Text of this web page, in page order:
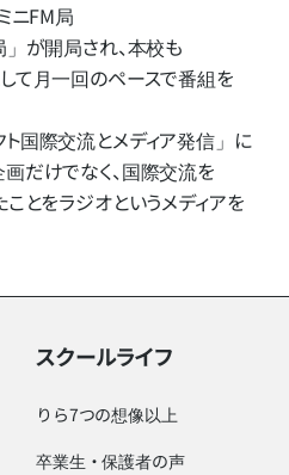
ニFM局​
が​開局され、​本校も​
して​月一回の​ペースで​番組を​
国際交流と​メディア発信」に​
だけでなく、​国際交流を​
ことを​ラジオと​いう​メディアを​
スクールライフ
りら7つの想像以上
卒業生・保護者の声